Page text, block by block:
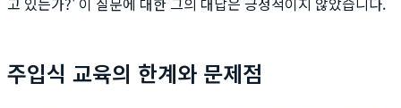
주입식 교육의 한계와 문제점